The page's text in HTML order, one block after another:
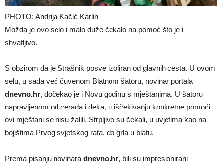
PHOTO: Andrija Kačić Karlin
Možda je ovo selo i malo duže čekalo na pomoć što je i
shvatljivo.
S obzirom da je Strašnik posve izoliran od glavnih cesta. U ovom
selu, u sada već čuvenom Blatnom šatoru, novinar portala
dnevno.hr, dočekao je i Novu godinu s mještanima. U šatoru
napravljenom od cerada i deka, u iščekivanju konkretne pomoći
ovi mještani se nisu žalili. Strpljivo su čekali, u uvjetima kao na
bojištima Prvog svjetskog rata, do grla u blatu.
Prema pisanju novinara dnevno.hr, bili su impresionirani